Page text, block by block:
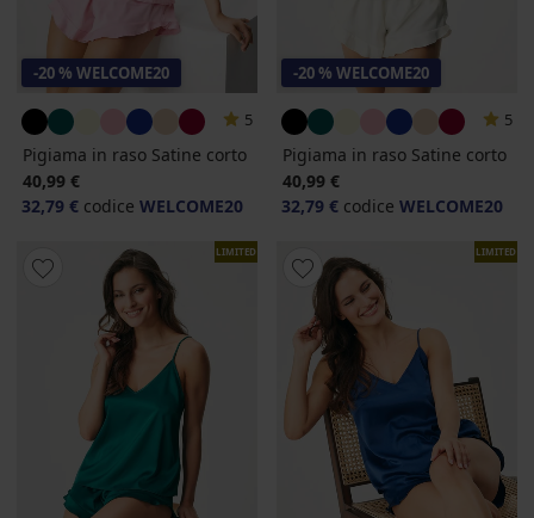
-20 % WELCOME20
5
Pigiama in raso Satine corto
40,99 €
32,79 € codice WELCOME20
-20 % WELCOME20
5
Pigiama in raso Satine corto
40,99 €
32,79 € codice WELCOME20
LIMITED LIMITED